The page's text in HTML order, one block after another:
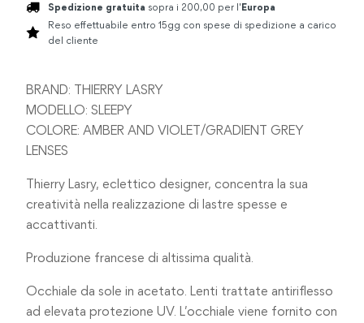
Spedizione gratuita sopra i 200,00 per l'Europa
Reso effettuabile entro 15gg con spese di spedizione a carico
del cliente
BRAND: THIERRY LASRY
MODELLO: SLEEPY
COLORE: AMBER AND VIOLET/GRADIENT GREY
LENSES
Thierry Lasry, eclettico designer, concentra la sua
creatività nella realizzazione di lastre spesse e
accattivanti.
Produzione francese di altissima qualità.
Occhiale da sole in acetato. Lenti trattate antiriflesso
ad elevata protezione UV. L’occhiale viene fornito con